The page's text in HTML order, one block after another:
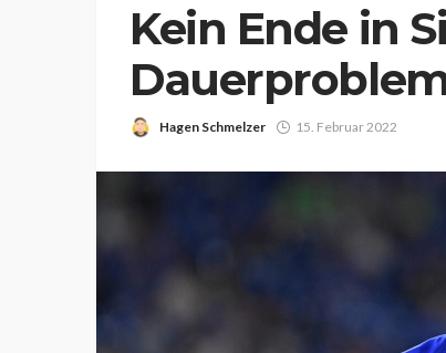
Kein Ende in
Hagen Schmelzer 15. Februar 2022